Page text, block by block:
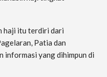
haji itu terdiri dari
Patia dan
informasi yang dihimpun di